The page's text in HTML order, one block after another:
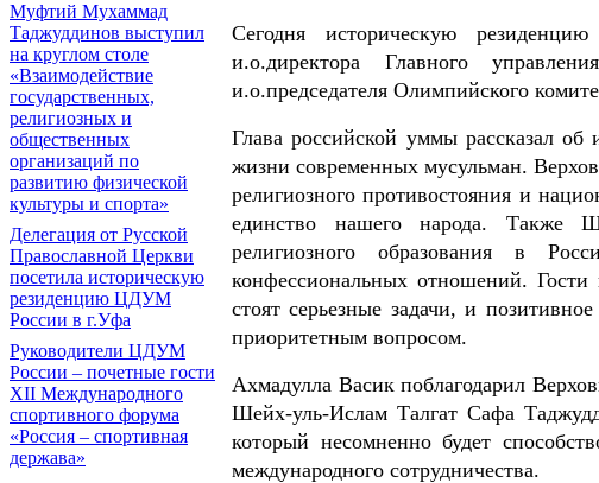
Муфтий Мухаммад
Таджуддинов выступил
на круглом столе
«Взаимодействие
государственных,
религиозных и
общественных
организаций по
развитию физической
культуры и спорта»
Делегация от Русской
Православной Церкви
посетила историческую
резиденцию ЦДУМ
России в г.Уфа
Руководители ЦДУМ
России – почетные гости
XII Международного
спортивного форума
«Россия – спортивная
держава»
Сегодня историческую
и.о.директора Главного
и.о.председателя Олимпийского
Глава российской уммы рассказал
жизни современных мусульман.
религиозного противостояния и
единство нашего народа. Также
религиозного образования в
конфессиональных отношений. Гости
стоят серьезные задачи, и
приоритетным вопросом.
Ахмадулла Васик поблагодарил
Шейх-уль-Ислам Талгат Сафа
который несомненно будет
международного сотрудничества.